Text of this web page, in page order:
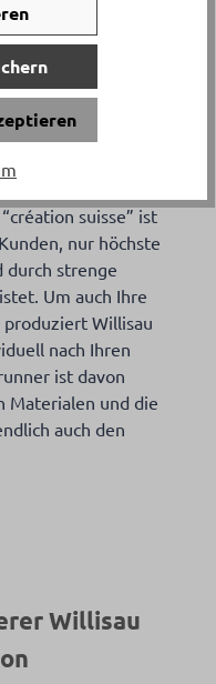
suisse” ist
nur höchste
durch strenge
Um auch Ihre
Willisau
nach Ihren
ist davon
Materialen und die
auch den
Willisau